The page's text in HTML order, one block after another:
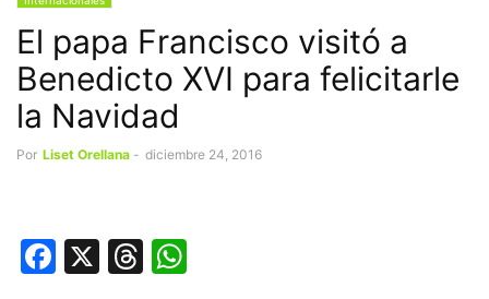
El papa Francisco visitó a
Benedicto XVI para felicitarle
la Navidad
Por Liset Orellana - diciembre 24, 2016
Facebook
X Threads